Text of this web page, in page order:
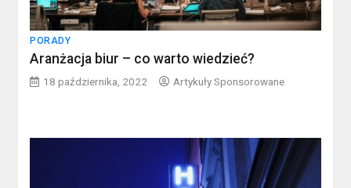
PORADY
Aranżacja biur – co warto wiedzieć?
18 października, 2022 Artykuły Sponsorowane